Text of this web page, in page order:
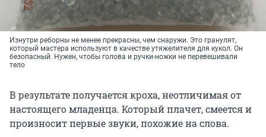
Изнутри реборны не менее прекрасны, чем снаружи. Это гранулят,
который мастера используют в качестве утяжелителя для кукол. Он
безопасный. Нужен, чтобы голова и ручки-ножки не перевешивали
тело
В результате получается кроха, неотличимая от
настоящего младенца. Который плачет, смеется и
произносит первые звуки, похожие на слова.